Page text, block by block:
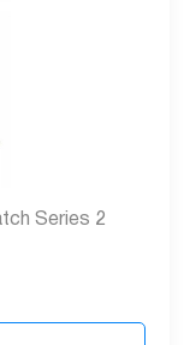
Series 2